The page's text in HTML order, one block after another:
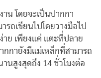
น โดยจะเป็นปากกา
รถเขียนไปโดยวางมือไป
าย เพียงแค่ แตะที่ปลาย
กกายังมีแม่เหล็กที่สามารถ
นสูงสุดถึง 14 ชั่วโมงต่อ